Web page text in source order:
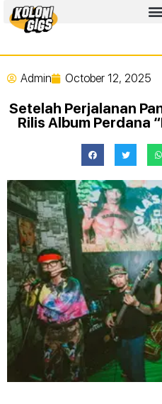
Admin October 12, 2025
Setelah Perjalanan
Rilis Album Perdana